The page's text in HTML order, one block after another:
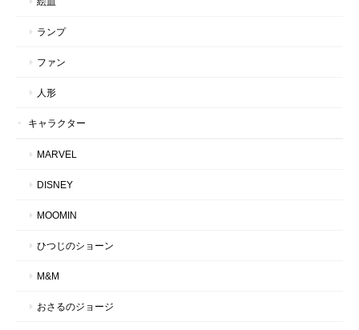
ランプ
ファン
人形
キャラクター
MARVEL
DISNEY
MOOMIN
ひつじのショーン
M&M
おさるのジョージ